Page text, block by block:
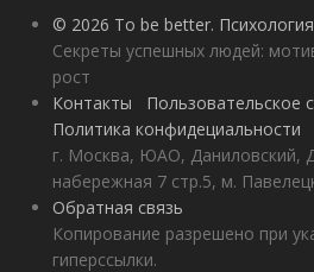
© 2026 To be better.
Секреты успешных людей:
рост
Контакты
Пользовательское
Политика конфидециальности
г. Москва, ЮАО, Даниловский,
набережная 7 стр.5, м.
Обратная связь
Копирование разрешено при
гиперссылки.